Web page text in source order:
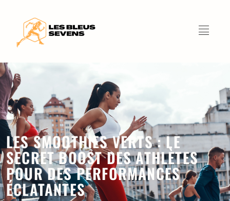
LES SMOOTHIES VERTS : LE
SECRET BOOST DES ATHLÈTES
POUR DES PERFORMANCES
ÉCLATANTES